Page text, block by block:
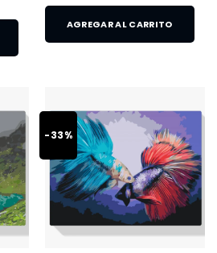
AGREGAR AL CARRITO
-33%